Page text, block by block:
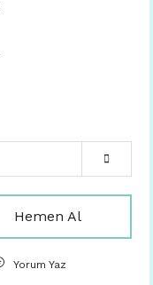
Hemen Al
Yorum Yaz